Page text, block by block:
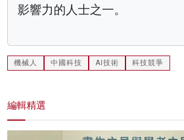
影響力的人士之一。
機械人 中國科技 AI技術 科技競爭
編輯精選